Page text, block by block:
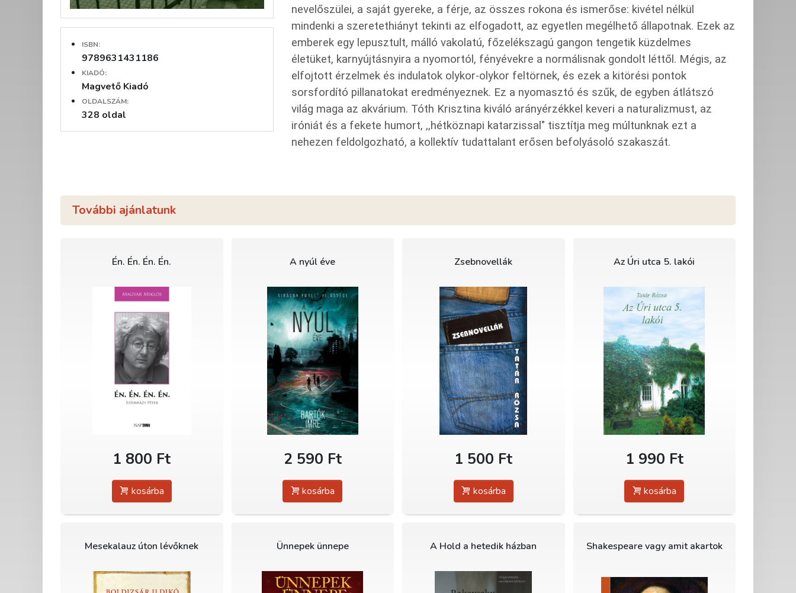
ISBN:
9789631431186
KIADÓ:
Magvető Kiadó
OLDALSZÁM:
328 oldal
nevelőszülei, a saját gyereke, a férje, az összes rokona és ismerőse: kivétel nélkül
mindenki a szeretethiányt tekinti az elfogadott, az egyetlen megélhető állapotnak. Ezek az
emberek egy lepusztult, málló vakolatú, főzelékszagú gangon tengetik küzdelmes
életüket, karnyújtásnyira a nyomortól, fényévekre a normálisnak gondolt léttől. Mégis, az
elfojtott érzelmek és indulatok olykor-olykor feltörnek, és ezek a kitörési pontok
sorsfordító pillanatokat eredményeznek. Ez a nyomasztó és szűk, de egyben átlátszó
világ maga az akvárium. Tóth Krisztina kiváló arányérzékkel keveri a naturalizmust, az
iróniát és a fekete humort, ,,hétköznapi katarzissal" tisztítja meg múltunknak ezt a
nehezen feldolgozható, a kollektív tudattalant erősen befolyásoló szakaszát.
További ajánlatunk
Én. Én. Én. Én.
1 800 Ft
kosárba
A nyúl éve
2 590 Ft
kosárba
Zsebnovellák
1 500 Ft
kosárba
Az Úri utca 5. lakói
1 990 Ft
kosárba
Mesekalauz úton lévőknek Ünnepek ünnepe A Hold a hetedik házban Shakespeare vagy amit akartok